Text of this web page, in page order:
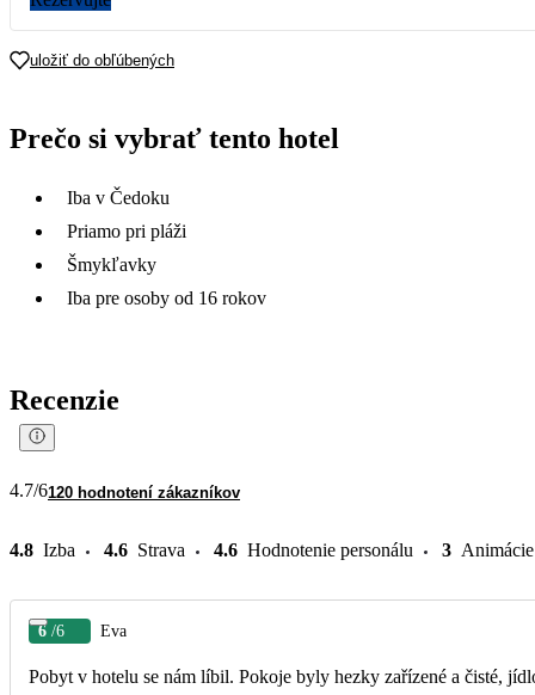
uložiť do obľúbených
Prečo si vybrať tento hotel
Iba v Čedoku
Priamo pri pláži
Šmykľavky
Iba pre osoby od 16 rokov
Recenzie
4.7/6120 hodnotení zákazníkov
4.8 Izba 4.6 Strava 4.6 Hodnotenie personálu 3 Animácie
6 /6 Eva
Pobyt v hotelu se nám líbil. Pokoje byly hezky zařízené a čisté,